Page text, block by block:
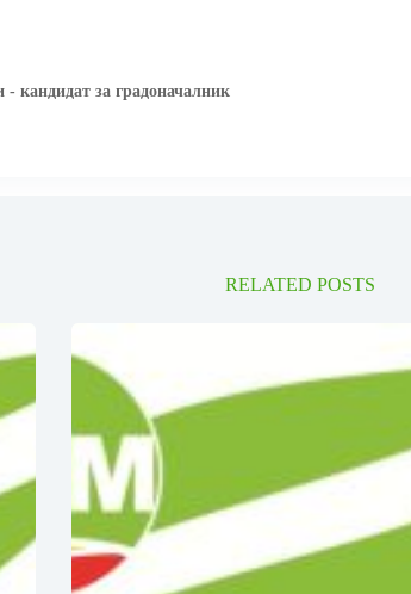
кандидат за градоначалник
RELATED POSTS